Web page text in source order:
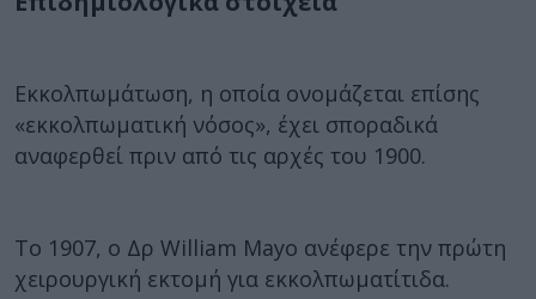
Εκκολπωμάτωση, η οποία ονομάζεται επίσης
«εκκολπωματική νόσος», έχει σποραδικά
αναφερθεί πριν από τις αρχές του 1900.
Το 1907, ο Δρ William Mayo ανέφερε την πρώτη
χειρουργική εκτομή για εκκολπωματίτιδα.